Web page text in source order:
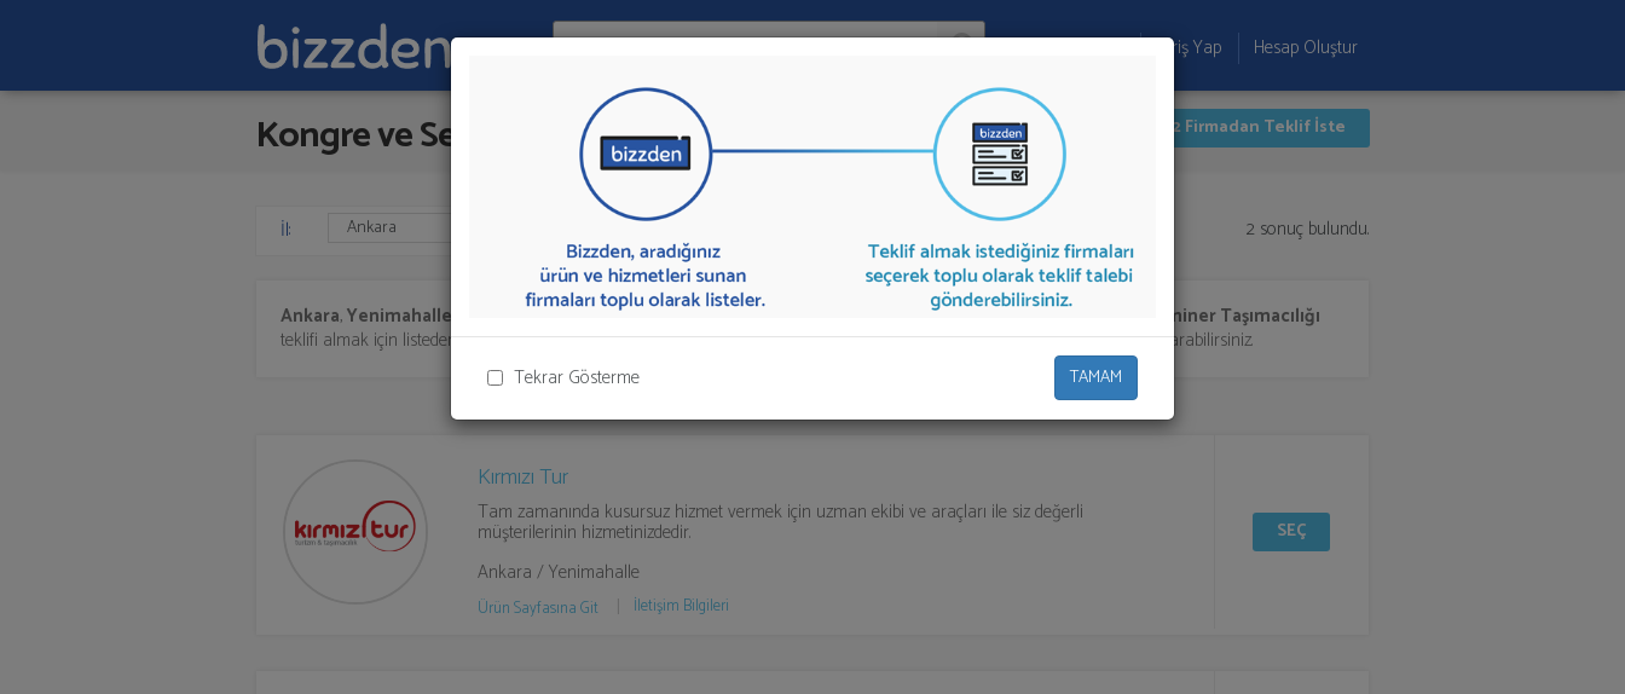
Tekrar Gösterme TAMAM
Ara:
Firma Ekle Giriş Yap Hesap Oluştur
Kongre ve Seminer Taşımacılığı İlk 2 Firmadan Teklif İste
İl: 2 sonuç bulundu.
Ankara,Yenimahalle'de Kongre ve Seminer Taşımacılığısunan firmalar aşağıda listelenmektedir.Kongre ve Seminer Taşımacılığı
teklifi almak için listeden seçim yapıp ya da "İlk 5 Firmadan Teklif İste" kısmından toplu olarak teklif talebinizi firmalara aktarabilirsiniz.
Kırmızı Tur
Tam zamanında kusursuz hizmet vermek için uzman ekibi ve araçları ile siz değerli
müşterilerinin hizmetinizdedir.
Ankara / Yenimahalle
Ürün Sayfasına Git İletişim Bilgileri
SEÇ